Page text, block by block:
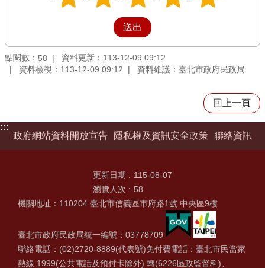
點閱數： 58
資料更新：113-12-09 09:12
資料檢視：113-12-09 09:12
資料維護：臺北市政府民政局
回上一頁
:::
政府網站資料開放宣告
隱私權及資訊安全政策 聯絡資訊
更新日期
115-08-07
瀏覽人次
58
機關地址：110204 臺北市信義區市府路1號 中央區9樓
臺北市政府民政局統一編號：03778709
聯絡電話：(02)2720-8889(代表號)免付費電話：臺北市民當家
熱線 1999(公共電話及預付卡除外) 轉(6226區政監督科)、